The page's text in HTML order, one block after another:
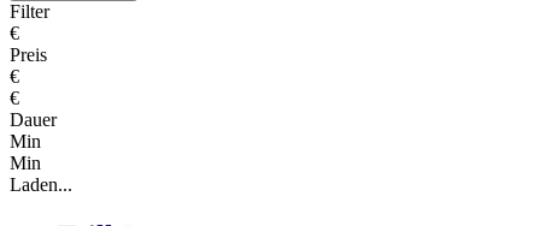
Filter
€
Preis
€
€
Dauer
Min
Min
Laden...